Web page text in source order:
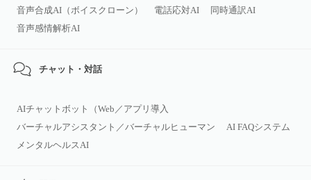
音声合成AI（ボイスクローン） 電話応対AI
同時通訳AI
音声感情解析AI
チャット・対話
AIチャットボット（Web／アプリ導入
バーチャルアシスタント／バーチャルヒューマン
AI FAQシステム
メンタルヘルスAI